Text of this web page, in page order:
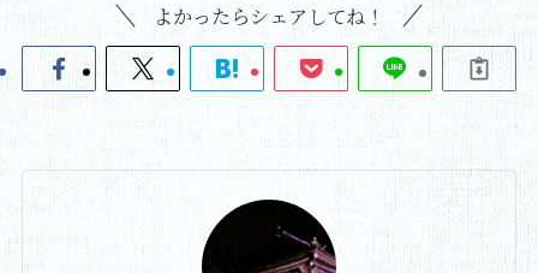
よかったらシェアしてね！